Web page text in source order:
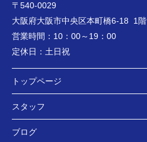
〒540-0029
大阪府大阪市中央区本町橋6-18 1階
営業時間： 10：00～19：00
定休日： 土日祝
トップページ
スタッフ
ブログ